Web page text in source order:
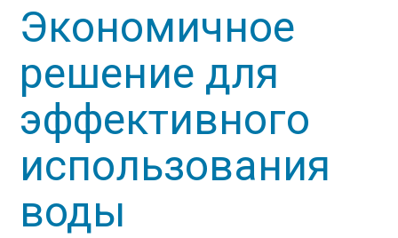
Экономичное
решение для
эффективного
использования
воды